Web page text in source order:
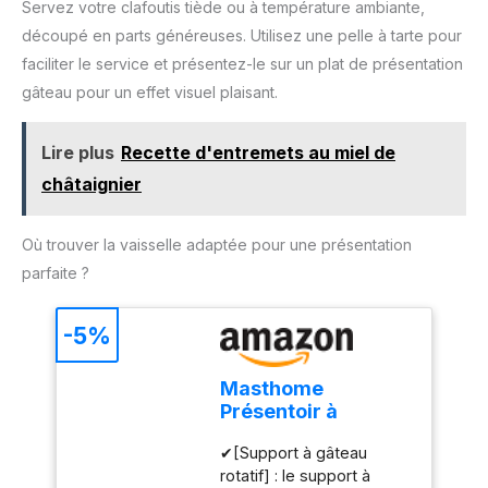
une utilisation
confortable et un
changement rapide des
accessoires. Compact et
d'un câble de 1 mètre et
tâches de cuisine.
Servez votre clafoutis tiède ou à température ambiante,
découpé en parts généreuses. Utilisez une pelle à tarte pour
faciliter le service et présentez-le sur un plat de présentation
gâteau pour un effet visuel plaisant.
Lire plus Recette d'entremets au miel de
châtaignier
Où trouver la vaisselle adaptée pour une présentation
parfaite ?
Masthome
Présentoir à
avec Couvercle,
6in1 Cloche à
✔[Support à gâteau
rotatif] : le support à
-5%